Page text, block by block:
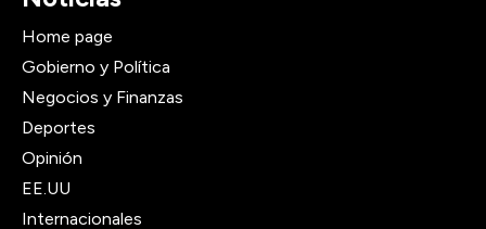
Home page
Gobierno y Política
Negocios y Finanzas
Deportes
Opinión
EE.UU
Internacionales